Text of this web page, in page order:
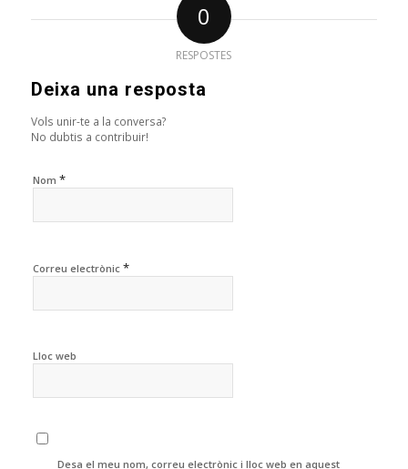
0
RESPOSTES
Deixa una resposta
Vols unir-te a la conversa?
No dubtis a contribuir!
Nom *
Correu electrònic *
Lloc web
Desa el meu nom, correu electrònic i lloc web en aquest